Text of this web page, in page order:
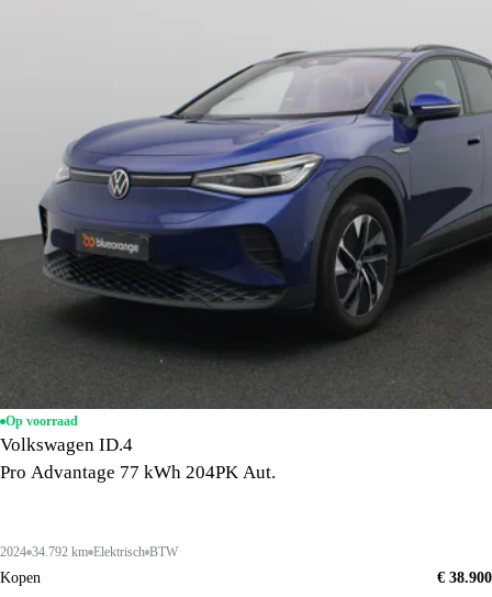
Op voorraad
Volkswagen ID.4
Pro Advantage 77 kWh 204PK Aut.
2024 34.792 km Elektrisch BTW
Kopen
€ 38.900